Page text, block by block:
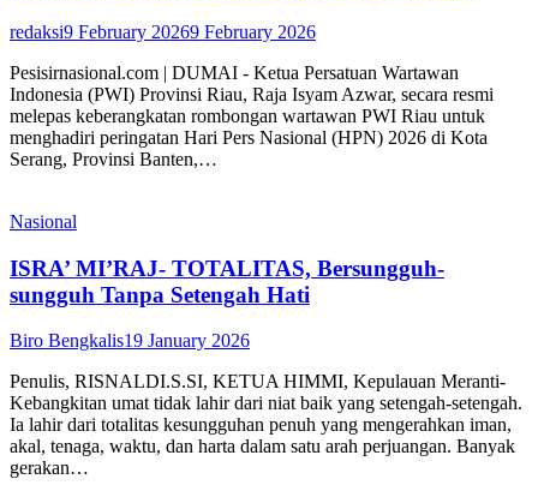
redaksi9 February 20269 February 2026
Pesisirnasional.com | DUMAI - Ketua Persatuan Wartawan
Indonesia (PWI) Provinsi Riau, Raja Isyam Azwar, secara resmi
melepas keberangkatan rombongan wartawan PWI Riau untuk
menghadiri peringatan Hari Pers Nasional (HPN) 2026 di Kota
Serang, Provinsi Banten,…
Nasional
ISRA’ MI’RAJ- TOTALITAS, Bersungguh-
sungguh Tanpa Setengah Hati
Biro Bengkalis19 January 2026
Penulis, RISNALDI.S.SI, KETUA HIMMI, Kepulauan Meranti-
Kebangkitan umat tidak lahir dari niat baik yang setengah-setengah.
Ia lahir dari totalitas kesungguhan penuh yang mengerahkan iman,
akal, tenaga, waktu, dan harta dalam satu arah perjuangan. Banyak
gerakan…